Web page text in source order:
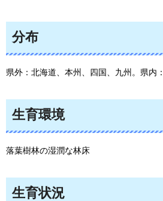
分布
県外：北海道、本州、四国、九州。県内
生育環境
落葉樹林の湿潤な林床
生育状況